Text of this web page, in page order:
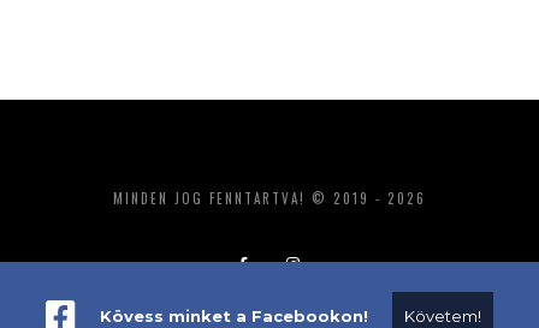
MINDEN JOG FENNTARTVA! © 2019 - 2026
Kövess minket a Facebookon! Követem!